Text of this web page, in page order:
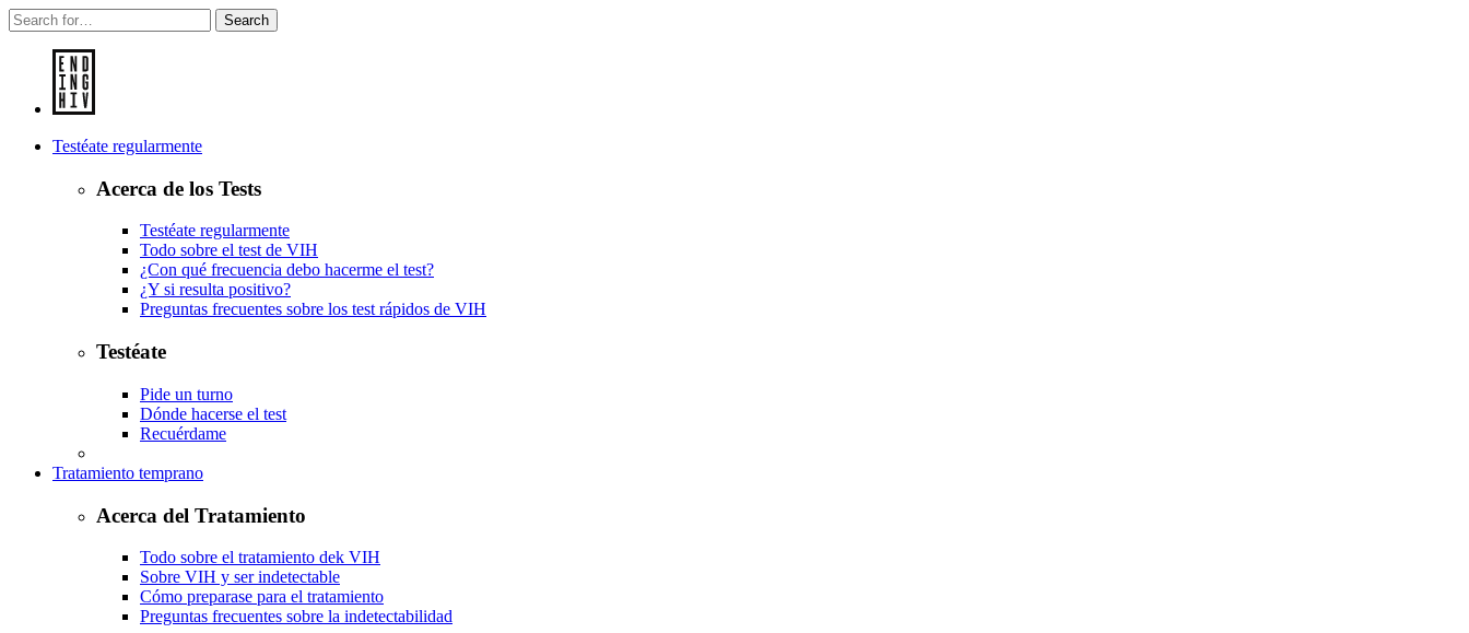
Search
Testéate regularmente
Acerca de los Tests
Testéate regularmente
Todo sobre el test de VIH
¿Con qué frecuencia debo hacerme el test?
¿Y si resulta positivo?
Preguntas frecuentes sobre los test rápidos de VIH
Testéate
Pide un turno
Dónde hacerse el test
Recuérdame
Tratamiento temprano
Acerca del Tratamiento
Todo sobre el tratamiento dek VIH
Sobre VIH y ser indetectable
Cómo preparase para el tratamiento
Preguntas frecuentes sobre la indetectabilidad